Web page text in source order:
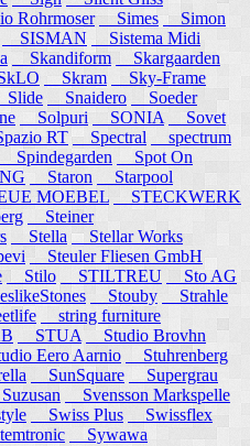
Rohrmoser Simes Simon
SISMAN
Sistema Midi
Skandiform
Skargaarden
Skram
Sky-Frame
Slide Snaidero
Soeder
Solpuri SONIA
Sovet
RT Spectral
spectrum
Spindegarden
Spot On
Staron
Starpool
MOEBEL
STECKWERK
Steiner
Stella Stellar Works
Steuler Fliesen GmbH
Stilo STILTREU
Sto AG
Stouby
Strahle
string furniture
STUA
Studio Brovhn
Eero Aarnio
Stuhrenberg
SunSquare
Supergrau
Svensson Markspelle
Swiss Plus
Swissflex
Sywawa